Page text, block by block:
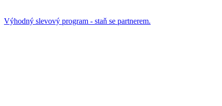
Výhodný slevový program - staň se partnerem.